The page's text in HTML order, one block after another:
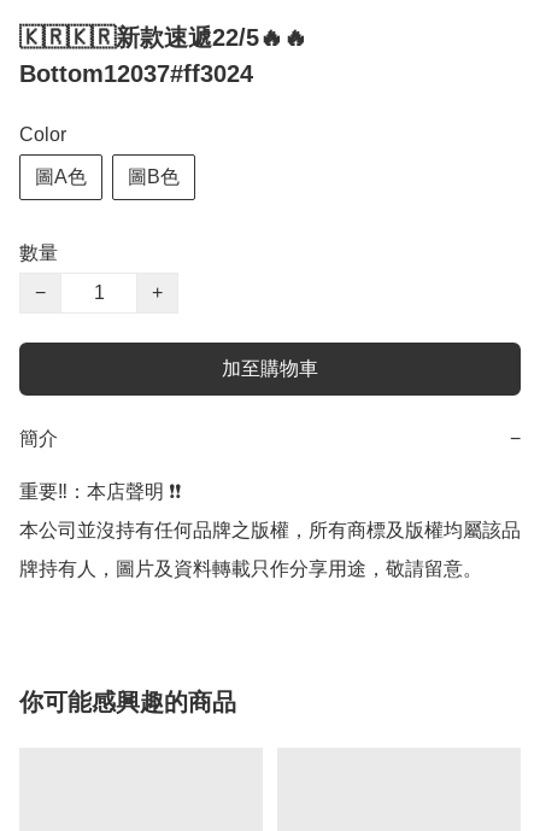
🇰🇷🇰🇷新款速遞22/5🔥🔥
Bottom12037#ff3024
Color
圖A色 圖B色
數量
−
+
加至購物車
簡介 −
重要‼️：本店聲明 ❗️❗️
本公司並沒持有任何品牌之版權，所有商標及版權均屬該品
牌持有人，圖片及資料轉載只作分享用途，敬請留意。
你可能感興趣的商品